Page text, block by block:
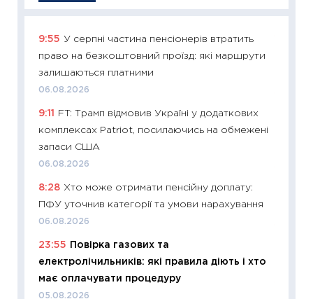
9:55 У серпні частина пенсіонерів втратить
право на безкоштовний проїзд: які маршрути
залишаються платними
06.08.2026
9:11
FT: Трамп відмовив Україні у додаткових
комплексах Patriot, посилаючись на обмежені
запаси США
06.08.2026
8:28 Хто може отримати пенсійну доплату:
ПФУ уточнив категорії та умови нарахування
06.08.2026
23:55
Повірка газових та
електролічильників: які правила діють і хто
має оплачувати процедуру
05.08.2026